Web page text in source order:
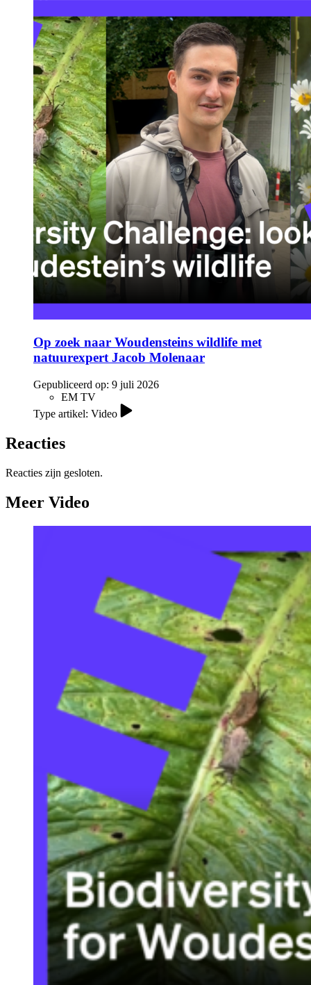
Op zoek naar Woudensteins wildlife met
natuurexpert Jacob Molenaar
Gepubliceerd op: 9 juli 2026
EM TV
Type artikel: Video
Reacties
Reacties zijn gesloten.
Meer Video